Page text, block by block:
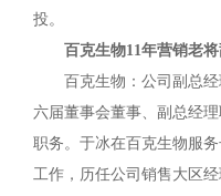
投。
百克生物11年营销老
百克生物：公司副总
六届董事会董事、副总经
职务。于冰在百克生物服
工作，历任公司销售大区